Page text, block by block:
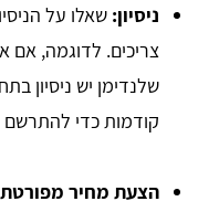
ניסיון: שאלו על
צריכים. לדוגמה, אם
שלנדימן יש ניסיון
קודמות כדי להתרשם
הצעת מחיר